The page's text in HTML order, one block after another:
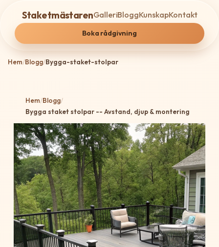
StaketmästarenGalleriBloggKunskapKontakt
Boka rådgivning
Hem/Blogg/Bygga-staket-stolpar
Hem/Blogg/
Bygga staket stolpar -- Avstand, djup & montering